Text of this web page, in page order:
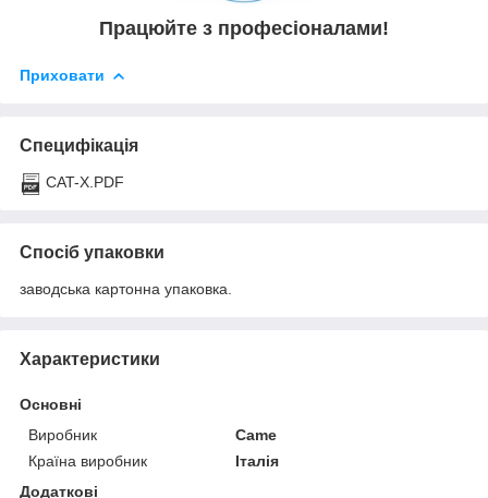
Працюйте з професіоналами!
Приховати
Специфікація
CAT-X.PDF
Спосіб упаковки
заводська картонна упаковка.
Характеристики
Основні
Виробник
Came
Країна виробник
Італія
Додаткові